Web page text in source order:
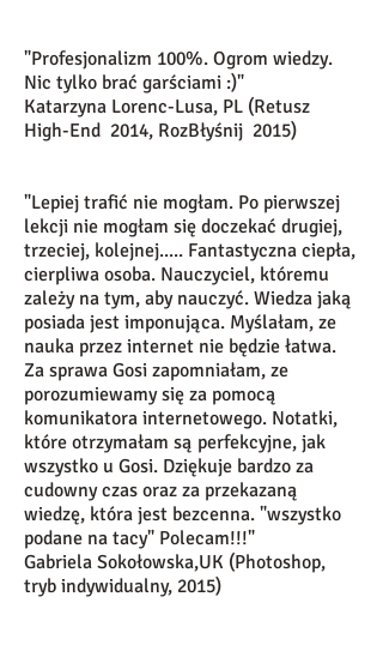
"Profesjonalizm 100%. Ogrom wiedzy.
Nic tylko brać garściami :)"
Katarzyna Lorenc-Lusa, PL (Retusz
High-End 2014, RozBłyśnij 2015)
"Lepiej trafić nie mogłam. Po pierwszej
lekcji nie mogłam się doczekać drugiej,
trzeciej, kolejnej..... Fantastyczna ciepła,
cierpliwa osoba. Nauczyciel, któremu
zależy na tym, aby nauczyć. Wiedza jaką
posiada jest imponująca. Myślałam, ze
nauka przez internet nie będzie łatwa.
Za sprawa Gosi zapomniałam, ze
porozumiewamy się za pomocą
komunikatora internetowego. Notatki,
które otrzymałam są perfekcyjne, jak
wszystko u Gosi. Dziękuje bardzo za
cudowny czas oraz za przekazaną
wiedzę, która jest bezcenna. "wszystko
podane na tacy" Polecam!!!"
Gabriela Sokołowska,UK (Photoshop,
tryb indywidualny, 2015)